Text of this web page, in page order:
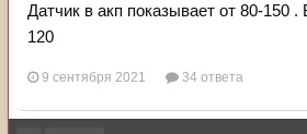
Датчик в акп показывает от 80-150
120
9 сентября 2021 34 ответа